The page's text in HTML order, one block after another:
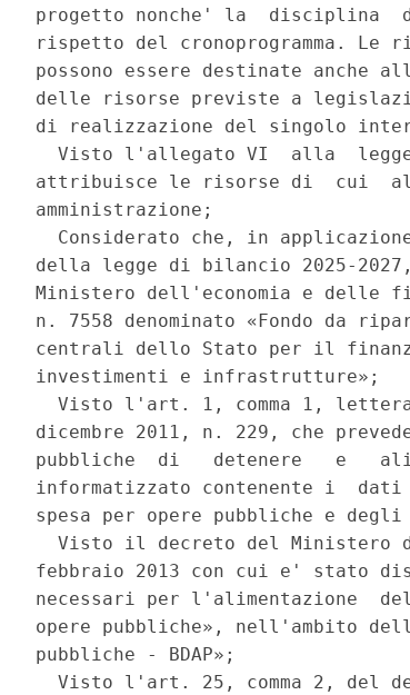
progetto nonche' la  disciplina
rispetto del cronoprogramma.
possono essere destinate anche
delle risorse previste a
di realizzazione del singolo
Visto l'allegato VI  alla
attribuisce le risorse di  cui  al
amministrazione;
Considerato che, in
della legge di bilancio 2025-
Ministero dell'economia e
n. 7558 denominato «Fondo da
centrali dello Stato per il
investimenti e infrastrutture»;
Visto l'art. 1, comma 1,
dicembre 2011, n. 229, che
pubbliche  di   detenere   e
informatizzato contenente i
spesa per opere pubbliche e
Visto il decreto del Ministero
febbraio 2013 con cui e' stato
necessari per l'alimentazione
opere pubbliche», nell'ambito
pubbliche - BDAP»;
Visto l'art. 25, comma 2, del